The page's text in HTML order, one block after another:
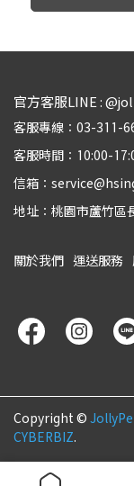
官方客服LINE :
客服專線：03-311-
客服時間：10:00-
信箱：
地址：桃園市蘆竹區
關於我們 運送服務
Copyright ©
CYBERBIZ.